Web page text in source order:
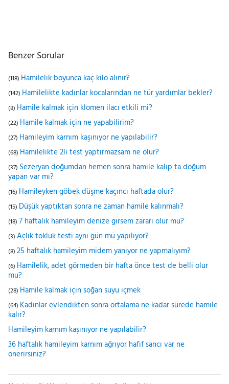
Benzer Sorular
(118) Hamilelik boyunca kaç kilo alınır?
(142) Hamilelikte kadınlar kocalarından ne tür yardımlar bekler?
(8) Hamile kalmak için klomen ilacı etkili mi?
(22) Hamile kalmak için ne yapabilirim?
(27) Hamileyim karnım kaşınıyor ne yapılabilir?
(68) Hamilelikte 2li test yaptırmazsam ne olur?
(37) Sezeryan doğumdan hemen sonra hamile kalıp ta doğum
yapan var mı?
(16) Hamileyken göbek düşme kaçıncı haftada olur?
(15) Düşük yaptıktan sonra ne zaman hamile kalınmalı?
(18) 7 haftalık hamileyim denize girsem zararı olur mu?
(3) Açlık tokluk testi aynı gün mü yapılıyor?
(8) 25 haftalık hamileyim midem yanıyor ne yapmalıyım?
(6) Hamilelik, adet görmeden bir hafta önce test de belli olur
mu?
(28) Hamile kalmak için soğan suyu içmek
(64) Kadınlar evlendikten sonra ortalama ne kadar sürede hamile
kalır?
Hamileyim karnım kaşınıyor ne yapılabilir?
36 haftalık hamileyim karnım ağrıyor hafif sancı var ne
önerirsiniz?